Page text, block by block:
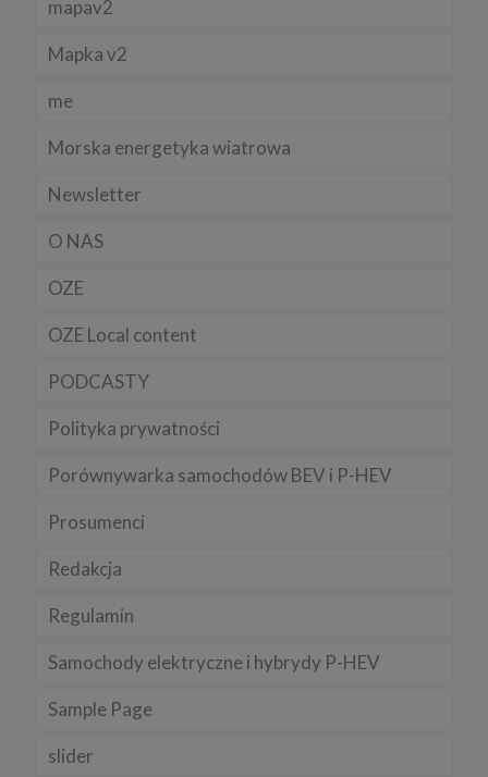
mapav2
Mapka v2
me
Morska energetyka wiatrowa
Newsletter
O NAS
OZE
OZE Local content
PODCASTY
Polityka prywatności
Porównywarka samochodów BEV i P-HEV
Prosumenci
Redakcja
Regulamin
Samochody elektryczne i hybrydy P-HEV
Sample Page
slider
zamieszczenie w serwisie jej nowej wersji.
Regulamin serwisu